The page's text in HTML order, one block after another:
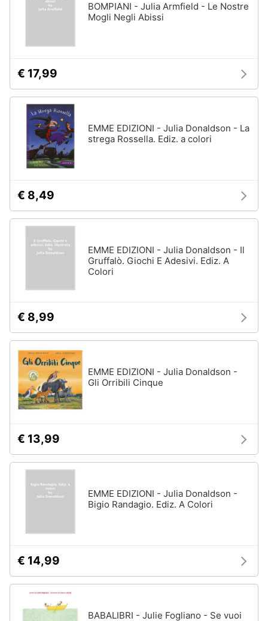
BOMPIANI - Julia Armfield - Le Nostre
Mogli Negli Abissi
€ 17,99
EMME EDIZIONI - Julia Donaldson - La
strega Rossella. Ediz. a colori
€ 8,49
EMME EDIZIONI - Julia Donaldson - Il
Gruffalò. Giochi E Adesivi. Ediz. A
Colori
€ 8,99
EMME EDIZIONI - Julia Donaldson -
Gli Orribili Cinque
€ 13,99
EMME EDIZIONI - Julia Donaldson -
Bigio Randagio. Ediz. A Colori
€ 14,99
BABALIBRI - Julie Fogliano - Se vuoi